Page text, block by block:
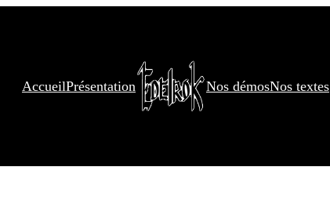
AccueilPrésentation Nos démosNos textes